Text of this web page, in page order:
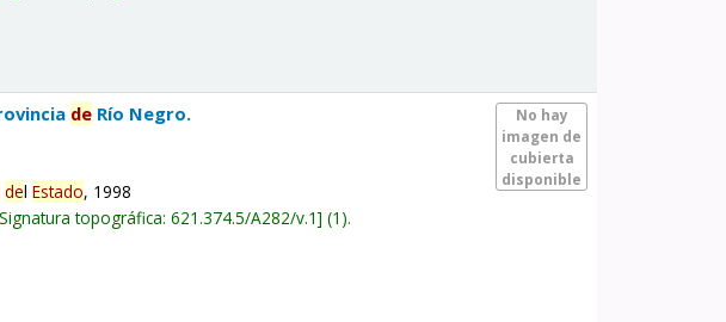
No hay
imagen de
cubierta
disponible
de Río Negro.
delEstado, 1998
Signatura topográfica:621.374.5/A282/v.1 (1).